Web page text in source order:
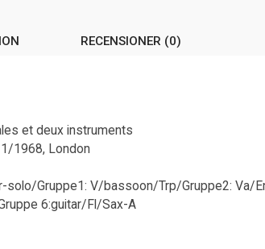
RECENSIONER (0)
et deux instruments
1968, London
Gruppe1: V/bassoon/Trp/Gruppe2: Va/
6:guitar/Fl/Sax-A